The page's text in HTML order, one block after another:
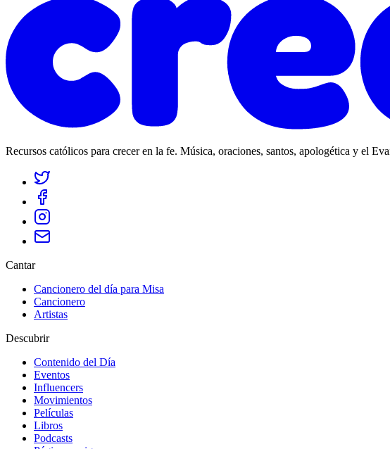
Recursos católicos para crecer en la fe. Música, oraciones, santos, apologética y el
Cantar
Cancionero del día para Misa
Cancionero
Artistas
Descubrir
Contenido del Día
Eventos
Influencers
Movimientos
Películas
Libros
Podcasts